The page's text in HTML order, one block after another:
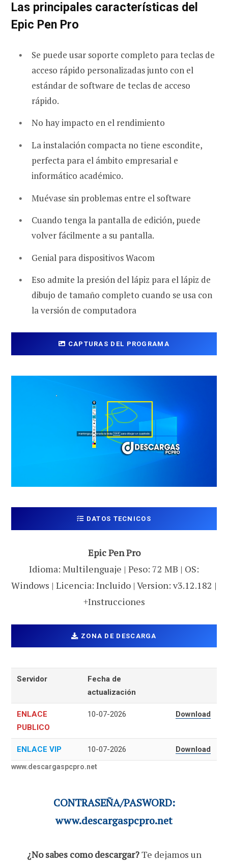
Las principales características del
Epic Pen Pro
Se puede usar soporte completo para teclas de
acceso rápido personalizadas junto con el
estándar de software de teclas de acceso
rápido.
No hay impacto en el rendimiento
La instalación compacta no tiene escondite,
perfecta para el ámbito empresarial e
informático académico.
Muévase sin problemas entre el software
Cuando tenga la pantalla de edición, puede
volver fácilmente a su pantalla.
Genial para dispositivos Wacom
Eso admite la presión del lápiz para el lápiz de
dibujo de tamaño completo cuando se usa con
la versión de computadora
CAPTURAS DEL PROGRAMA
DATOS TECNICOS
Epic Pen Pro
Idioma: Multilenguaje | Peso: 72 MB | OS:
Windows | Licencia: Incluido | Version: v3.12.182 |
+Instrucciones
ZONA DE DESCARGA
Servidor
Fecha de
actualización
ENLACE
PUBLICO
10-07-2026 Download
ENLACE VIP 10-07-2026 Download
www.descargaspcpro.net
CONTRASEÑA/PASWORD:
www.descargaspcpro.net
¿No sabes como descargar?Te dejamos un